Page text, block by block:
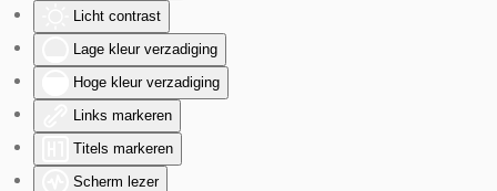
Licht contrast
Lage kleur verzadiging
Hoge kleur verzadiging
Links markeren
Titels markeren
Scherm lezer